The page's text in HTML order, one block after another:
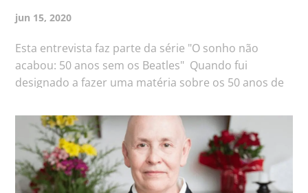
jun 15, 2020
Esta entrevista faz parte da série "O sonho não
acabou: 50 anos sem os Beatles" Quando fui
designado a fazer uma matéria sobre os 50 anos de
apresentação especial do Falando da Vida. Neste
show musical e beneficente, o...